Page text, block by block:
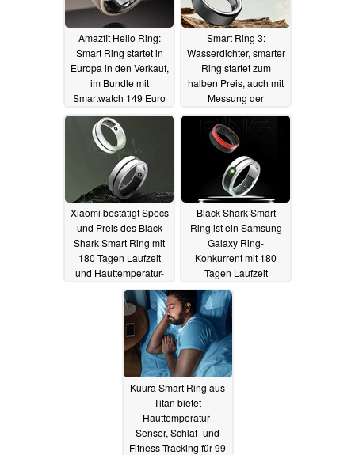
Amazfit Helio Ring:
Smart Ring startet in
Europa in den Verkauf,
im Bundle mit
Smartwatch 149 Euro
günstiger16.06.2024
Smart Ring 3:
Wasserdichter, smarter
Ring startet zum
halben Preis, auch mit
Messung der
Körpertemperatur - und
kann Musik und
Kamera steuern
16.05.2024
Xiaomi bestätigt Specs
und Preis des Black
Shark Smart Ring mit
180 Tagen Laufzeit
und Hauttemperatur-
16.04.2024
Black Shark Smart
Ring ist ein Samsung
Galaxy Ring-
Konkurrent mit 180
Tagen Laufzeit
Akkulaufzeit
Kuura Smart Ring aus
Titan bietet
Hauttemperatur-
Sensor, Schlaf- und
Fitness-Tracking für 99